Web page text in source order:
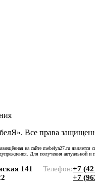
Все права
на сайте mebelya27.ru
Для получения актуальной и
141
Телефон:+7
+7